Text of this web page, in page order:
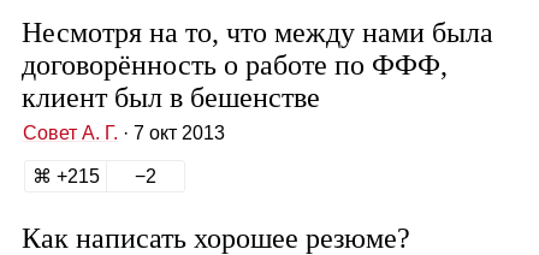
Несмотря на то, что между нами была
договорённость о работе по ФФФ,
клиент был в бешенстве
Совет А. Г. · 7 окт 2013
215 2
Как написать хорошее резюме?